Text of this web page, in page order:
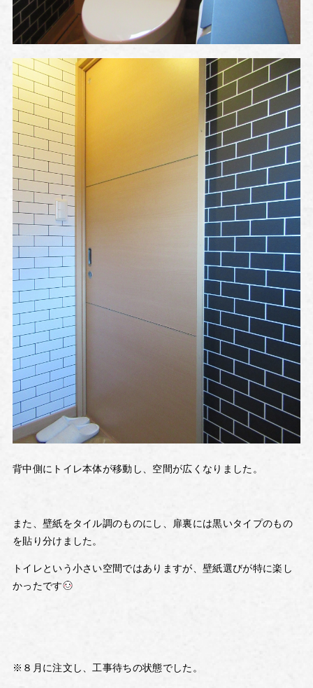
背中側にトイレ本体が移動し、空間が広くなりました。
また、壁紙をタイル調のものにし、扉裏には黒いタイプのもの
を貼り分けました。
トイレという小さい空間ではありますが、壁紙選びが特に楽し
かったです
※８月に注文し、工事待ちの状態でした。